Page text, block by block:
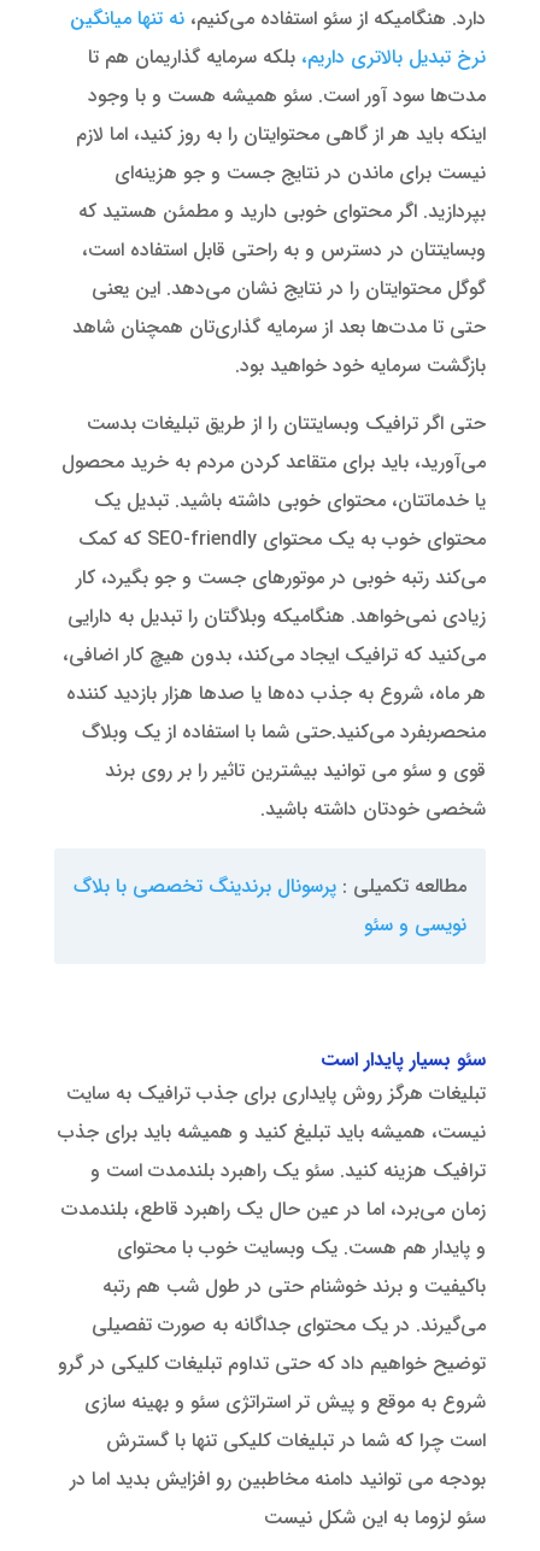
دارد. هنگامیکه از سئو استفاده می‌کنیم، نه تنها میانگین
نرخ تبدیل بالاتری داریم، بلکه سرمایه گذاریمان هم تا
مدت‌‌ها سود آور است. سئو همیشه هست و با وجود
اینکه باید هر از گاهی محتوایتان را به روز کنید، اما لازم
نیست برای ماندن در نتایج جست و جو هزینه‌ای
بپردازید. اگر محتوای خوبی دارید و مطمئن هستید که
وبسایتتان در دسترس و به راحتی قابل استفاده است،
گوگل محتوایتان را در نتایج نشان می‌دهد. این یعنی
حتی تا مدت‌ها بعد از سرمایه گذاری‌تان همچنان شاهد
بازگشت سرمایه خود خواهید بود.
حتی اگر ترافیک وبسایتتان را از طریق تبلیغات بدست
می‌آورید، باید برای متقاعد کردن مردم به خرید محصول
یا خدماتتان، محتوای خوبی داشته باشید. تبدیل یک
محتوای خوب به یک محتوای SEO-friendly که کمک
می‌کند رتبه خوبی در موتورهای جست و جو بگیرد، کار
زیادی نمی‌خواهد. هنگامیکه وبلاگتان را تبدیل به دارایی
می‌کنید که ترافیک ایجاد می‌کند، بدون هیچ کار اضافی،
هر ماه، شروع به جذب ده‌ها یا صدها هزار بازدید کننده
منحصربفرد می‌کنید.حتی شما با استفاده از یک وبلاگ
قوی و سئو می توانید بیشترین تاثیر را بر روی برند
شخصی خودتان داشته باشید.
مطالعه تکمیلی : پرسونال برندینگ تخصصی با بلاگ
نویسی و سئو
سئو بسیار پایدار است
تبلیغات هرگز روش پایداری برای جذب ترافیک به سایت
نیست، همیشه باید تبلیغ کنید و همیشه باید برای جذب
ترافیک هزینه کنید. سئو یک راهبرد بلندمدت است و
زمان می‌برد، اما در عین حال یک راهبرد قاطع، بلندمدت
و پایدار هم هست. یک وبسایت خوب با محتوای
باکیفیت و برند خوشنام حتی در طول شب هم رتبه
می‌گیرند. در یک محتوای جداگانه به صورت تفصیلی
توضیح خواهیم داد که حتی تداوم تبلیغات کلیکی در گرو
شروع به موقع و پیش تر استراتژی سئو و بهینه سازی
است چرا که شما در تبلیغات کلیکی تنها با گسترش
بودجه می توانید دامنه مخاطبین رو افزایش بدید اما در
سئو لزوما به این شکل نیست